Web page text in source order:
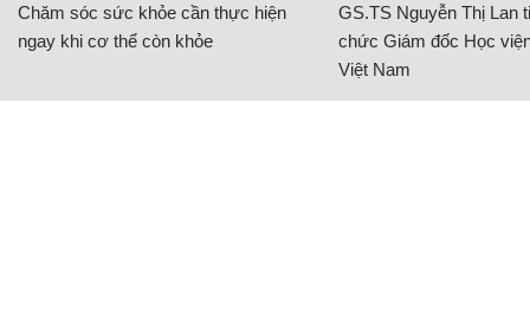
Chăm sóc sức khỏe cần thực hiện
ngay khi cơ thể còn khỏe
GS.TS Nguyễn Thị Lan
chức Giám đốc Học
Việt Nam